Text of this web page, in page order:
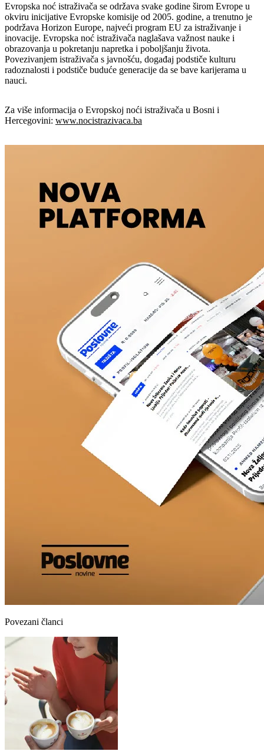
Evropska noć istraživača se održava svake godine širom Evrope u
okviru inicijative Evropske komisije od 2005. godine, a trenutno je
podržava Horizon Europe, najveći program EU za istraživanje i
inovacije. Evropska noć istraživača naglašava važnost nauke i
obrazovanja u pokretanju napretka i poboljšanju života.
Povezivanjem istraživača s javnošću, događaj podstiče kulturu
radoznalosti i podstiče buduće generacije da se bave karijerama u
nauci.
Za više informacija o Evropskoj noći istraživača u Bosni i
Hercegovini: www.nocistrazivaca.ba
Povezani članci